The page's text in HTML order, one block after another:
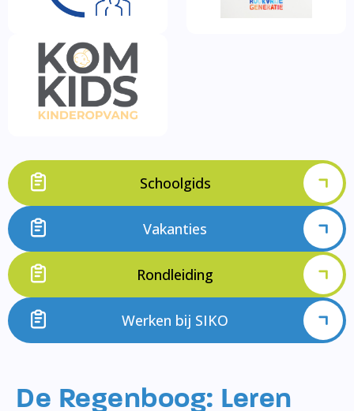
Schoolgids
Vakanties
Rondleiding
Werken bij SIKO
De Regenboog: Leren